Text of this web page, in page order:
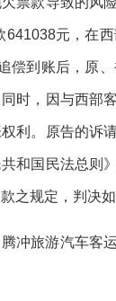
元，在
偿到账后，原
时，因与西部
利。原告的诉
和国民法总则
之规定，判决如
冲旅游汽车客